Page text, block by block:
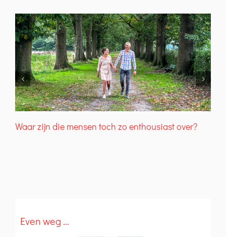
Waar zijn die mensen toch zo enthousiast over?
Even weg …